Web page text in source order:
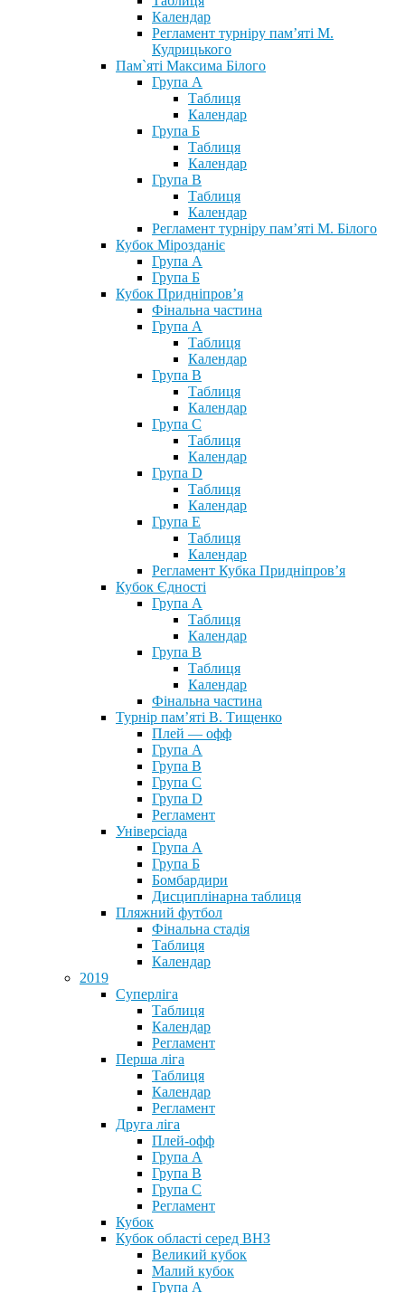
Календар
Регламент турніру пам’яті М.
Кудрицького
Пам`яті Максима Білого
Група А
Таблиця
Календар
Група Б
Таблиця
Календар
Група В
Таблиця
Календар
Регламент турніру пам’яті М. Білого
Кубок Мірозданіє
Група А
Група Б
Кубок Придніпров’я
Фінальна частина
Група А
Таблиця
Календар
Група В
Таблиця
Календар
Група С
Таблиця
Календар
Група D
Таблиця
Календар
Група Е
Таблиця
Календар
Регламент Кубка Придніпров’я
Кубок Єдності
Група А
Таблиця
Календар
Група В
Таблиця
Календар
Фінальна частина
Турнір пам’яті В. Тищенко
Плей — офф
Група А
Група B
Група С
Група D
Регламент
Універсіада
Група А
Група Б
Бомбардири
Дисциплінарна таблиця
Пляжний футбол
Фінальна стадія
Таблиця
Календар
2019
Суперліга
Таблиця
Календар
Регламент
Перша ліга
Таблиця
Календар
Регламент
Друга ліга
Плей-офф
Група А
Група В
Група С
Регламент
Кубок
Кубок області серед ВНЗ
Великий кубок
Малий кубок
Група А